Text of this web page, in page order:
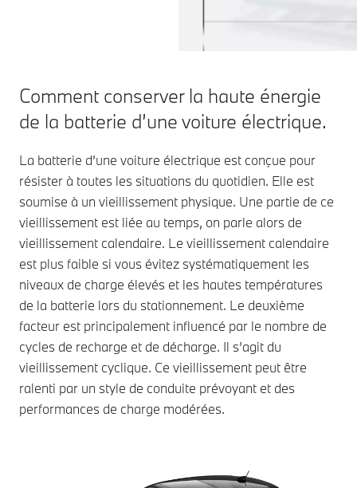
Comment conserver la haute énergie
de la batterie d’une voiture électrique.
La batterie d’une voiture électrique est conçue pour
résister à toutes les situations du quotidien. Elle est
soumise à un vieillissement physique. Une partie de ce
vieillissement est liée au temps, on parle alors de
vieillissement calendaire. Le vieillissement calendaire
est plus faible si vous évitez systématiquement les
niveaux de charge élevés et les hautes températures
de la batterie lors du stationnement. Le deuxième
facteur est principalement influencé par le nombre de
cycles de recharge et de décharge. Il s’agit du
vieillissement cyclique. Ce vieillissement peut être
ralenti par un style de conduite prévoyant et des
performances de charge modérées.